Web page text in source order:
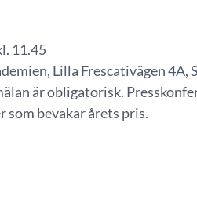
11.45
Lilla Frescativägen 4A,
är obligatorisk.
bevakar årets pris.